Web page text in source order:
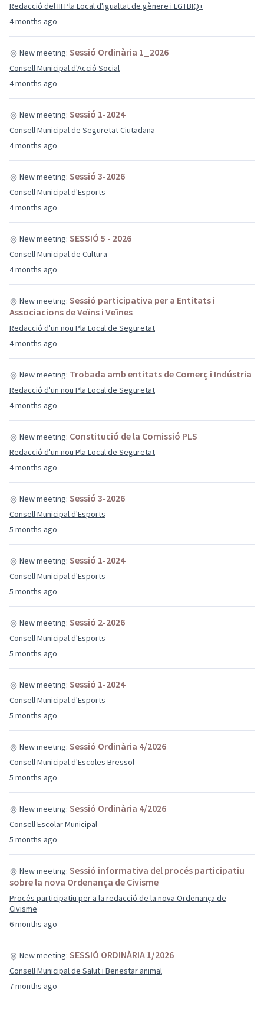
4 months ago
Redacció del III Pla Local d'igualtat de gènere i LGTBIQ+
4 months ago
New meeting: Sessió Ordinària 1_2026
Consell Municipal d'Acció Social
4 months ago
New meeting: Sessió 1-2024
Consell Municipal de Seguretat Ciutadana
4 months ago
New meeting: Sessió 3-2026
Consell Municipal d'Esports
4 months ago
New meeting: SESSIÓ 5 - 2026
Consell Municipal de Cultura
4 months ago
New meeting: Sessió participativa per a Entitats i
Associacions de Veïns i Veïnes
Redacció d'un nou Pla Local de Seguretat
4 months ago
New meeting: Trobada amb entitats de Comerç i Indústria
Redacció d'un nou Pla Local de Seguretat
4 months ago
New meeting: Constitució de la Comissió PLS
Redacció d'un nou Pla Local de Seguretat
5 months ago
New meeting: Sessió 3-2026
Consell Municipal d'Esports
5 months ago
New meeting: Sessió 1-2024
Consell Municipal d'Esports
5 months ago
New meeting: Sessió 2-2026
Consell Municipal d'Esports
5 months ago
New meeting: Sessió 1-2024
Consell Municipal d'Esports
5 months ago
New meeting: Sessió Ordinària 4/2026
Consell Municipal d'Escoles Bressol
5 months ago
New meeting: Sessió Ordinària 4/2026
Consell Escolar Municipal
6 months ago
New meeting: Sessió informativa del procés participatiu
sobre la nova Ordenança de Civisme
Procés participatiu per a la redacció de la nova Ordenança de
Civisme
7 months ago
New meeting: SESSIÓ ORDINÀRIA 1/2026
Consell Municipal de Salut i Benestar animal